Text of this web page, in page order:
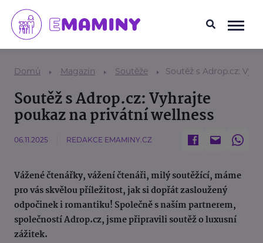
Domů Magazín Soutěže Soutěž s Adrop.cz:
Soutěž s Adrop.cz: Vyhrajte
poukaz na privátní wellness
06.11.2025 REDAKCE EMAMINY.CZ
Vážené čtenářky, vážení čtenáři, milý soutěžící, máme
pro vás skvělou příležitost, jak si dopřát zasloužený
odpočinek i romantiku! Společně s naším partnerem,
společností Adrop.cz, jsme připravili soutěž o luxusní
zážitek.